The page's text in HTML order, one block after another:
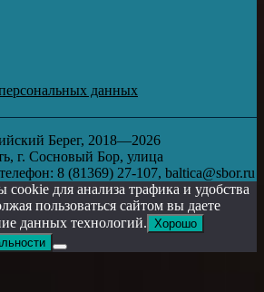
данных
Берег, 2018—2026
г. Сосновый Бор, улица
8 (81369) 27-107, baltica@sbor.ru
для анализа трафика и удобства
пользоваться сайтом вы даете
данных технологий. Хорошо